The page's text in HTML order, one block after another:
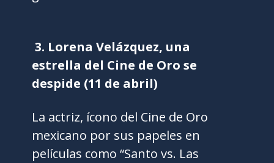
3. Lorena Velázquez, una
estrella del Cine de Oro se
despide (11 de abril)
La actriz, ícono del Cine de Oro
mexicano por sus papeles en
películas como “Santo vs. Las